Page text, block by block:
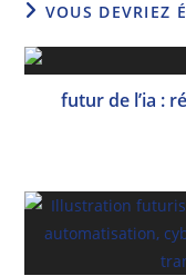
VOUS DEVRIEZ
futur de l’ia :